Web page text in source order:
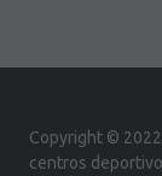
Copyright ©
centros